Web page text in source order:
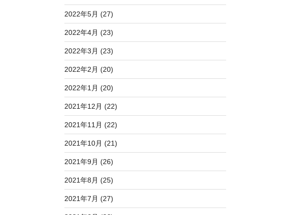
2022年5月 (27)
2022年4月 (23)
2022年3月 (23)
2022年2月 (20)
2022年1月 (20)
2021年12月 (22)
2021年11月 (22)
2021年10月 (21)
2021年9月 (26)
2021年8月 (25)
2021年7月 (27)